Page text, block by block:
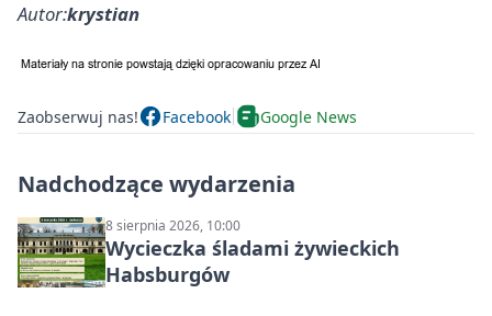
Autor:krystian
Zaobserwuj nas! Facebook Google News
Nadchodzące wydarzenia
8 sierpnia 2026, 10:00
Wycieczka śladami żywieckich
Habsburgów